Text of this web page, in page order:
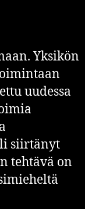
Yksikön
uudessa
siirtänyt
tehtävä on